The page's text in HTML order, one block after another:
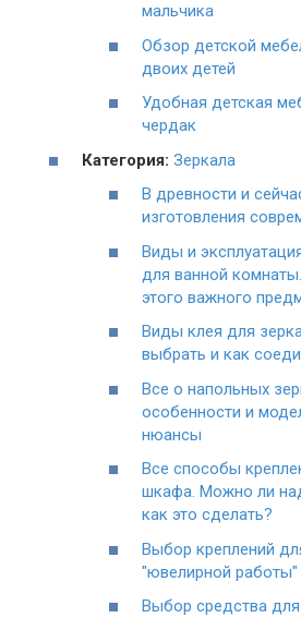
мальчика
Обзор детской
двоих детей
Удобная детская
чердак
Категория: Зеркала
В древности и
изготовления
Виды и
для ванной
этого важного
Виды клея для
выбрать и как
Все о напольных
особенности и
нюансы
Все способы
шкафа. Можно ли
как это сделать?
Выбор креплений
"ювелирной работы"
Выбор средства